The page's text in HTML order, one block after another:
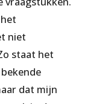
niet
staat het
dat mijn